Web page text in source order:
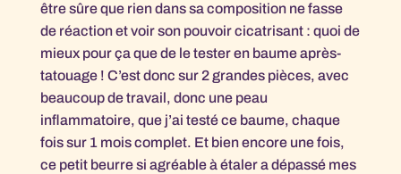
être sûre que rien dans sa composition ne fasse
de réaction et voir son pouvoir cicatrisant : quoi de
mieux pour ça que de le tester en baume après-
tatouage ! C’est donc sur 2 grandes pièces, avec
beaucoup de travail, donc une peau
inflammatoire, que j’ai testé ce baume, chaque
fois sur 1 mois complet. Et bien encore une fois,
ce petit beurre si agréable à étaler a dépassé mes